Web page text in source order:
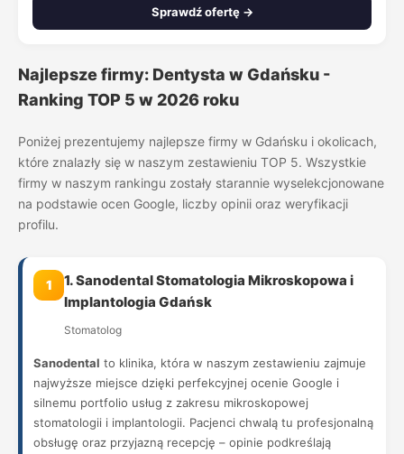
Sprawdź ofertę →
Najlepsze firmy: Dentysta w Gdańsku -
Ranking TOP 5 w 2026 roku
Poniżej prezentujemy najlepsze firmy w Gdańsku i okolicach,
które znalazły się w naszym zestawieniu TOP 5. Wszystkie
firmy w naszym rankingu zostały starannie wyselekcjonowane
na podstawie ocen Google, liczby opinii oraz weryfikacji
profilu.
1
1. Sanodental Stomatologia Mikroskopowa i
Implantologia Gdańsk
Stomatolog
Sanodental to klinika, która w naszym zestawieniu zajmuje
najwyższe miejsce dzięki perfekcyjnej ocenie Google i
silnemu portfolio usług z zakresu mikroskopowej
stomatologii i implantologii. Pacjenci chwalą tu profesjonalną
obsługę oraz przyjazną recepcję – opinie podkreślają